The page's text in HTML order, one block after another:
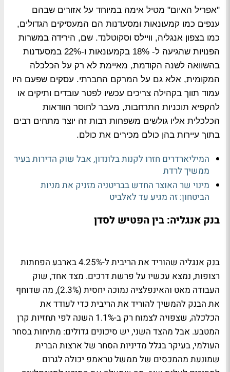
"אפריל האיום" מטיל אימה במיוחד על אזורים שבהם
ענפים כמו קמעונאות ומסעדנות הם המעסיקים הגדולים,
כמו בצפון אנגליה, וויילס וסקוטלנד. שם, הירידה במשרות
הפנויות שהגיעה ל- 18% בקמעונאות ו-22% במסעדנות
בהשוואה לשנה הקודמת, מאיימת לא רק על הכלכלה
המקומית, אלא גם על המרקם החברתי. עסקים שפעם היו
עמוד תווך בקהילה צריכים עכשיו לפטר עובדים ותיקים או
להקפיא תוכניות התרחבות, מעבר לחוסר הוודאות
הכלכלית אליו גולשים משפחות רבות זה יוצר מתחים רבים
בתוך עיירות בהן כולם מכירים את כולם.
המיליארדרים חזרו לקנות בלונדון, אבל שוק הדירות בעיר
ממשיך לרדת
מינוי שר האוצר החדש בבריטניה מזניק את מניות
הביטחון: זה מגיע עד לאלביט
בנק אנגליה: בין הפטיש לסדן
בנק אנגליה שהוריד את הריבית ל-4.25% בארבע הפחתות
רצופות, נמצא עכשיו על פרשת דרכים. מצד אחד, שוק
העבודה מאט והאינפלציה נמוכה יחסית (2.3%), מה שדוחף
את הבנק להמשיך להוריד את הריבית כדי לעודד את
הכלכלה, שצפויה לצמוח רק ב-1.1% השנה לפי תחזיות קרן
המטבע. אבל מהצד השני, יש סיכונים גדולים: מתיחות בסחר
העולמי, בעיקר בגלל מדיניות הסחר של ארצות הברית
שמונעת מהמכסים של ממשל טראמפ יכולה לגרום